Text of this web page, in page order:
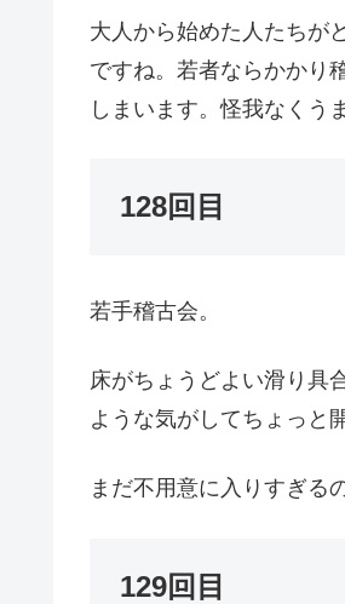
大人から始めた人たちが
ですね。若者ならかかり
しまいます。怪我なくう
128回目
若手稽古会。
床がちょうどよい滑り具
ような気がしてちょっと
まだ不用意に入りすぎる
129回目